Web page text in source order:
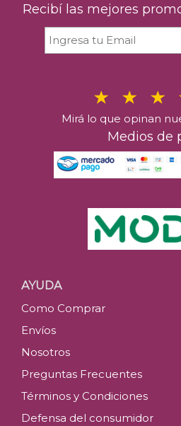
Recibí las mejores
Mirá lo que opinan
Medios de
AYUDA
Como Comprar
Envíos
Nosotros
Preguntas Frecuentes
Términos y Condiciones
Defensa del consumidor